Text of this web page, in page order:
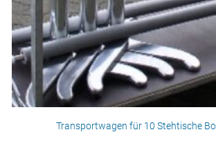
Transportwagen für 10 Stehtische